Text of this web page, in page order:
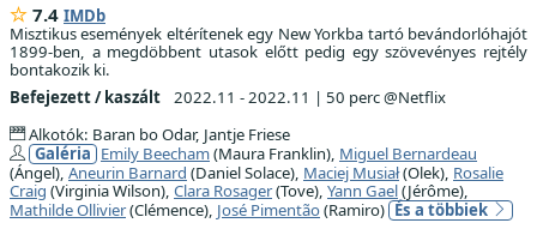
7.4 IMDb
Misztikus események eltérítenek egy New Yorkba tartó bevándorlóhajót
1899-ben, a megdöbbent utasok előtt pedig egy szövevényes rejtély
bontakozik ki.
Befejezett / kaszált
2022.11 - 2022.11 | 50 perc @Netflix
Alkotók: Baran bo Odar, Jantje Friese
Galéria Emily Beecham(Maura Franklin), Miguel Bernardeau
(Ángel), Aneurin Barnard (Daniel Solace), Maciej Musiał(Olek), Rosalie
Craig (Virginia Wilson), Clara Rosager(Tove), Yann Gael(Jérôme),
Mathilde Ollivier(Clémence), José Pimentão(Ramiro) És a többiek